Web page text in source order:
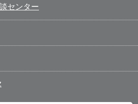
センター